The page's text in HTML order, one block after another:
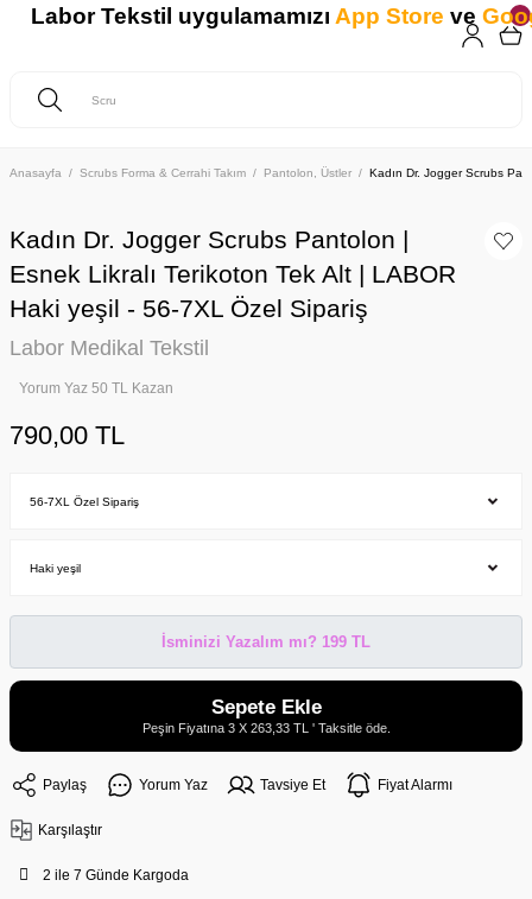
Anasayfa Scrubs Forma & Cerrahi Takım Pantolon, Üstler Kadın Dr. Jogger Scrubs
Kadın Dr. Jogger Scrubs Pantolon |
Esnek Likralı Terikoton Tek Alt | LABOR
Haki yeşil - 56-7XL Özel Sipariş
Labor Medikal Tekstil
Yorum Yaz 50 TL Kazan
790,00 TL
İsminizi Yazalım mı? 199 TL
Sepete Ekle
Peşin Fiyatına 3 X 263,33 TL ' Taksitle öde.
Paylaş Yorum Yaz Tavsiye Et Fiyat Alarmı
Karşılaştır
2 ile 7 Günde Kargoda
Labor Tekstil uygulamamızıApp Storeve